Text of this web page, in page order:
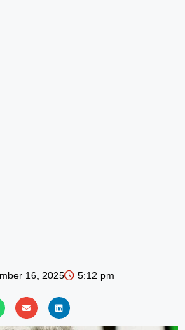
16, 2025 5:12 pm